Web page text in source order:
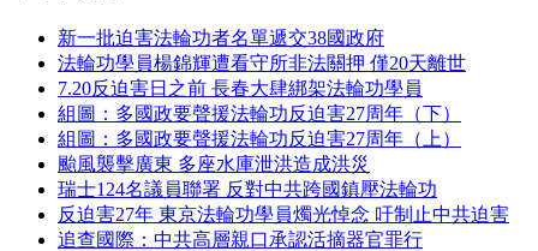
新一批迫害法輪功者名單遞交38國政府
法輪功學員楊錦輝遭看守所非法關押 僅20天離世
7.20反迫害日之前 長春大肆綁架法輪功學員
組圖：多國政要聲援法輪功反迫害27周年（下）
組圖：多國政要聲援法輪功反迫害27周年（上）
颱風襲擊廣東 多座水庫泄洪造成洪災
瑞士124名議員聯署 反對中共跨國鎮壓法輪功
反迫害27年 東京法輪功學員燭光悼念 吁制止中共迫害
追查國際：中共高層親口承認活摘器官罪行